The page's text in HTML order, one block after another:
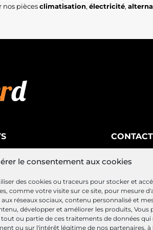
le consentement aux cookies
des cookies ou traceurs pour stocker et
comme votre visite sur ce site, pour mesure
réseaux sociaux, contenu personnalisé et
développer et améliorer les produits, Vous
ou partie de ces traitements de données qui
ou sur l'intérêt légitime de nos partenaires, à
nos piècesclimatisation, électricité,
CONTACT
AtelierD
88200
03 29 22 34